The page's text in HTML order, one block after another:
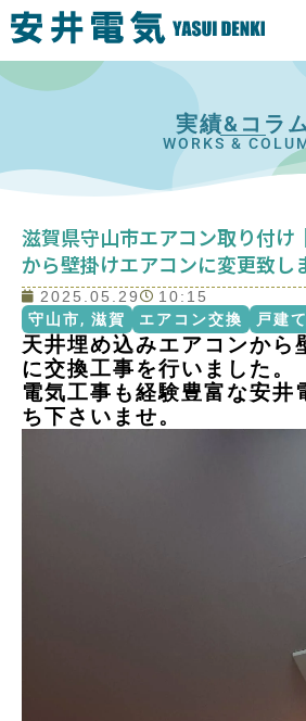
実績&コラ
WORKS &
滋賀県守山市エアコン取り付け
から壁掛けエアコンに変更致し
2025.05.29
10:15
守山市, 滋賀 エアコン交換 戸建て
天井埋め込みエアコンから
に交換工事を行いました。
電気工事も経験豊富な安井
ち下さいませ。